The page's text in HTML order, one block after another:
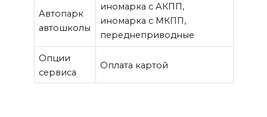
Автопарк
автошколы
иномарка с АКПП,
иномарка с МКПП,
переднеприводные
Опции
сервиса
Оплата картой